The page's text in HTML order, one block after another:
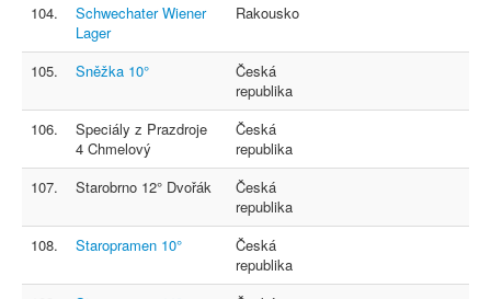
104.
Schwechater Wiener
Lager
Rakousko
105. Sněžka 10°
Česká
republika
106.
Speciály z Prazdroje
4 Chmelový
Česká
republika
107.
Starobrno 12° Dvořák
Česká
republika
108.
Staropramen 10°
Česká
republika